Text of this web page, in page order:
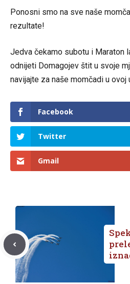
Ponosni smo na sve naše
rezultate!
Jedva čekamo subotu i Maraton
odnijeti Domagojev štit u svoje
navijajte za naše momčadi u
Facebook
Twitter
Gmail